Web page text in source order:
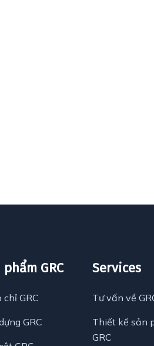
phẩm GRC
chỉ GRC
GRC
Services
Tư vấn về
Thiết kế sản
GRC